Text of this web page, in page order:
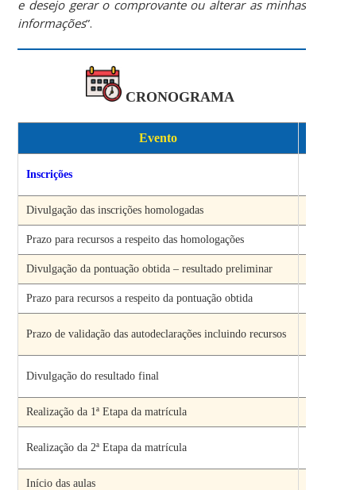
e desejo gerar o comprovante ou alterar as minhas
informações”.
CRONOGRAMA
Evento
Inscrições
Divulgação das inscrições homologadas
Prazo para recursos a respeito das homologações
Divulgação da pontuação obtida – resultado preliminar
Prazo para recursos a respeito da pontuação obtida
Prazo de validação das autodeclarações incluindo recursos
Divulgação do resultado final
Realização da 1ª Etapa da matrícula
Realização da 2ª Etapa da matrícula
Início das aulas